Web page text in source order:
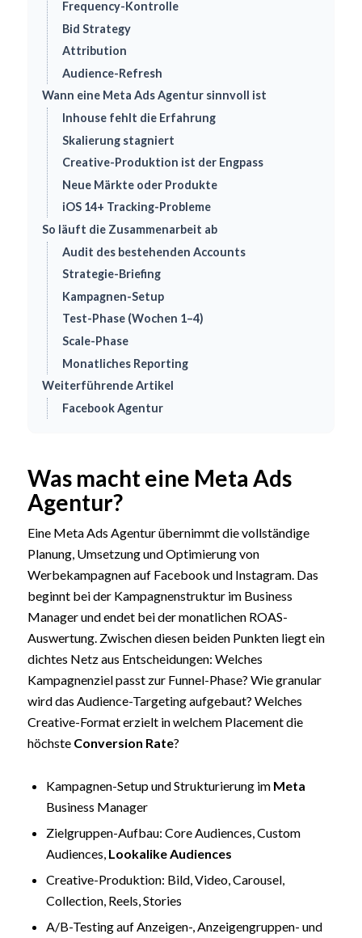
Frequency-Kontrolle
Bid Strategy
Attribution
Audience-Refresh
Wann eine Meta Ads Agentur sinnvoll ist
Inhouse fehlt die Erfahrung
Skalierung stagniert
Creative-Produktion ist der Engpass
Neue Märkte oder Produkte
iOS 14+ Tracking-Probleme
So läuft die Zusammenarbeit ab
Audit des bestehenden Accounts
Strategie-Briefing
Kampagnen-Setup
Test-Phase (Wochen 1–4)
Scale-Phase
Monatliches Reporting
Weiterführende Artikel
Facebook Agentur
Was macht eine Meta Ads
Agentur?
Eine Meta Ads Agentur übernimmt die vollständige
Planung, Umsetzung und Optimierung von
Werbekampagnen auf Facebook und Instagram. Das
beginnt bei der Kampagnenstruktur im Business
Manager und endet bei der monatlichen ROAS-
Auswertung. Zwischen diesen beiden Punkten liegt ein
dichtes Netz aus Entscheidungen: Welches
Kampagnenziel passt zur Funnel-Phase? Wie granular
wird das Audience-Targeting aufgebaut? Welches
Creative-Format erzielt in welchem Placement die
höchste Conversion Rate?
Kampagnen-Setup und Strukturierung im Meta
Business Manager
Zielgruppen-Aufbau: Core Audiences, Custom
Audiences, Lookalike Audiences
Creative-Produktion: Bild, Video, Carousel,
Collection, Reels, Stories
A/B-Testing auf Anzeigen-, Anzeigengruppen- und